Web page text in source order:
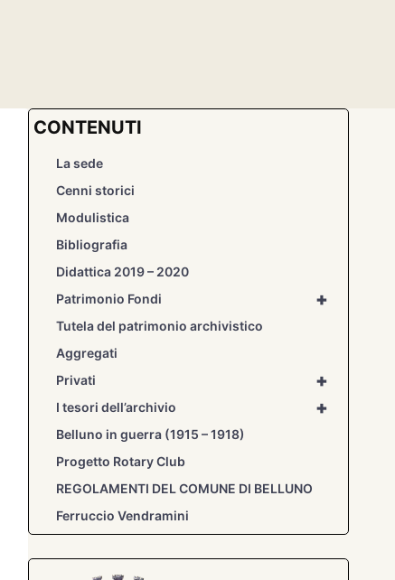
CONTENUTI
La sede
Cenni storici
Modulistica
Bibliografia
Didattica 2019 – 2020
+
Patrimonio Fondi
Tutela del patrimonio archivistico
Aggregati
+
Privati
+
I tesori dell’archivio
Belluno in guerra (1915 – 1918)
Progetto Rotary Club
REGOLAMENTI DEL COMUNE DI BELLUNO
Ferruccio Vendramini